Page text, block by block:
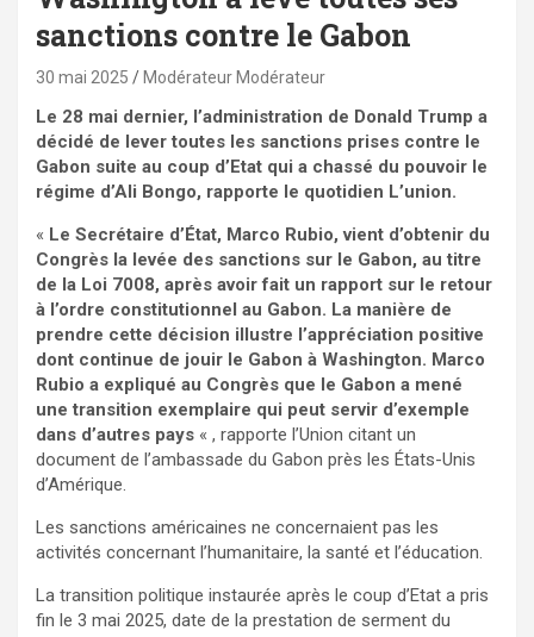
sanctions contre le Gabon
30 mai 2025 Modérateur Modérateur
Le 28 mai dernier, l’administration de Donald Trump a
décidé de lever toutes les sanctions prises contre le
Gabon suite au coup d’Etat qui a chassé du pouvoir le
régime d’Ali Bongo, rapporte le quotidien L’union.
« Le Secrétaire d’État, Marco Rubio, vient d’obtenir du
Congrès la levée des sanctions sur le Gabon, au titre
de la Loi 7008, après avoir fait un rapport sur le retour
à l’ordre constitutionnel au Gabon. La manière de
prendre cette décision illustre l’appréciation positive
dont continue de jouir le Gabon à Washington. Marco
Rubio a expliqué au Congrès que le Gabon a mené
une transition exemplaire qui peut servir d’exemple
dans d’autres pays « , rapporte l’Union citant un
document de l’ambassade du Gabon près les États-Unis
d’Amérique.
Les sanctions américaines ne concernaient pas les
activités concernant l’humanitaire, la santé et l’éducation.
La transition politique instaurée après le coup d’Etat a pris
fin le 3 mai 2025, date de la prestation de serment du